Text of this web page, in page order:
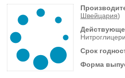
Швейцария)
Срок
Форма